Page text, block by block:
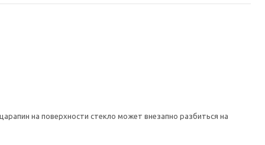
на поверхности стекло может внезапно разбиться на